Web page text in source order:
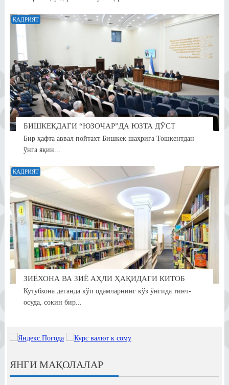
ҚАДРИЯТ
БИШКЕКДАГИ “ЮЗОЧАР”ДА ЮЗТА ДЎСТ
Бир ҳафта аввал пойтахт Бишкек шаҳрига Тошкентдан
ўнга яқин...
ҚАДРИЯТ
ЗИЁХОНА ВА ЗИЁ АҲЛИ ҲАҚИДАГИ КИТОБ
Кутубхона деганда кўп одамларнинг кўз ўнгида тинч-
осуда, сокин бир...
ЯНГИ МАҚОЛАЛАР